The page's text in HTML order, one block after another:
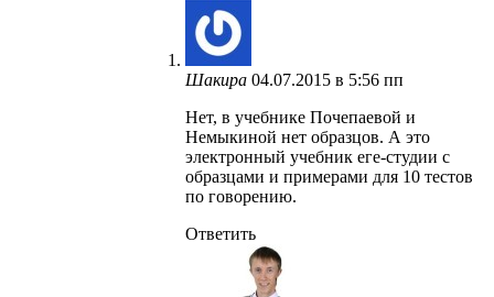
Шакира 04.07.2015 в 5:56 пп
Нет, в учебнике Почепаевой и
Немыкиной нет образцов. А это
электронный учебник еге-студии с
образцами и примерами для 10 тестов
по говорению.
Ответить